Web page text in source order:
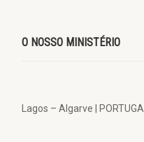
O NOSSO MINISTÉRIO
Lagos – Algarve | PORTUGAL